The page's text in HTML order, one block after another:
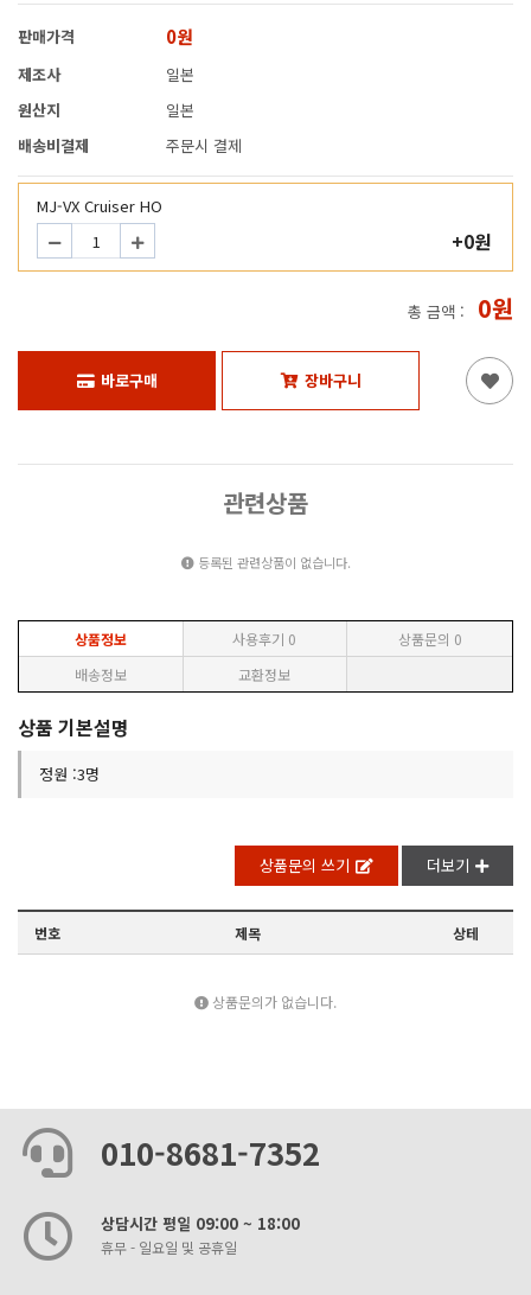
판매가격 0원
제조사
일본
원산지
일본
배송비결제
주문시 결제
MJ-VX Cruiser HO
+0원
총 금액 : 0원
바로구매 장바구니
관련상품
등록된 관련상품이 없습니다.
상품정보 사용후기 0 상품문의 0
배송정보
교환정보
상품 기본설명
정원 :3명
상품문의 쓰기 더보기
번호 제목 상테
상품문의가 없습니다.
010-8681-7352
상담시간 평일 09:00 ~ 18:00
휴무 - 일요일 및 공휴일